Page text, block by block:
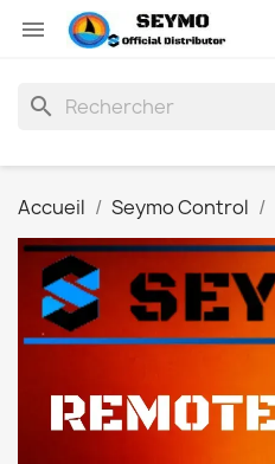

search
Accueil Seymo Control